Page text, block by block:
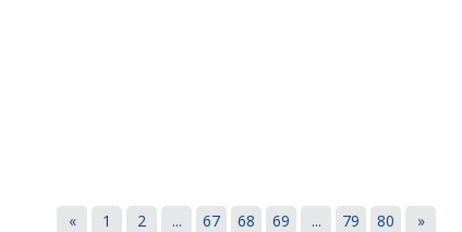
« 1 2 ... 67 68 69 ... 79 80 »